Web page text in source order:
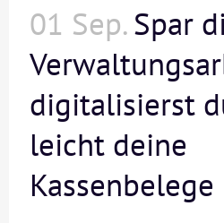
01 Sep. Spar
digitalisierst
leicht deine
Kassenbelege